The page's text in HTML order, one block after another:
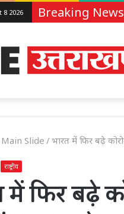
2026 Breaking News
Main Slide / भारत में फिर बढ़े
राष्ट्रीय
में फिर बढ़े